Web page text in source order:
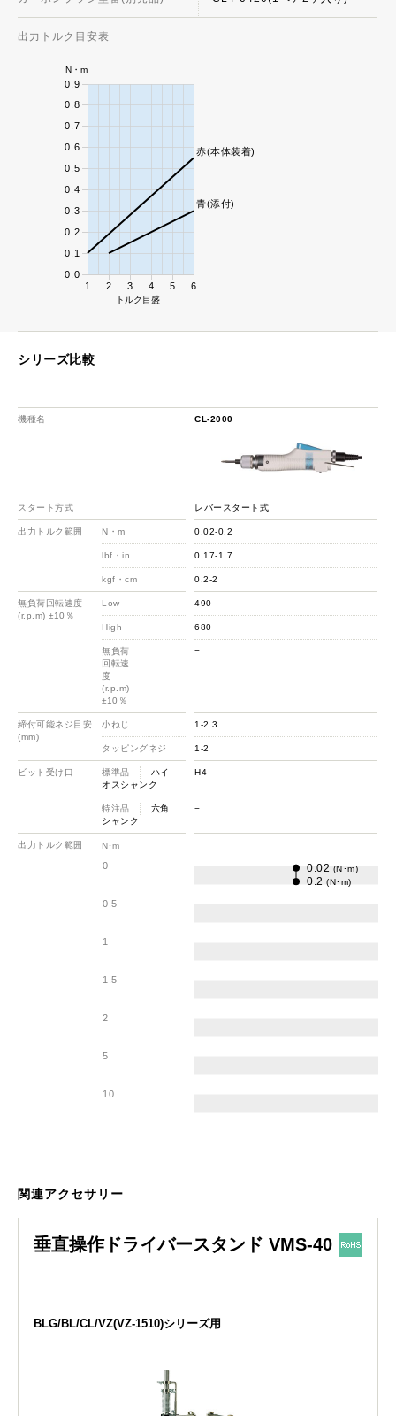
出力トルク目安表
1 2 3 4 5 6
トルク目盛
0.0
0.1
0.2
0.3
0.4
0.5
0.6
0.7
0.8
0.9
N・m
赤(本体装着)
青(添付)
シリーズ比較
機種名
スタート方式
出力トルク範囲 N・m
lbf・in
kgf・cm
無負荷回転速度
(r.p.m) ±10％
Low
High
無負荷
回転速
度
(r.p.m)
±10％
締付可能ネジ目安
(mm)
小ねじ
タッピングネジ
ビット受け口 標準品
ハイ
オスシャンク
特注品
六角
シャンク
出力トルク範囲
0
0.5
1
1.5
2
5
10
N･m
CL-2000
レバースタート式
0.02-0.2
0.17-1.7
0.2-2
490
680
−
1-2.3
1-2
H4
−
0.02 (N･m)
0.2 (N･m)
関連アクセサリー
垂直操作ドライバースタンド VMS-40
BLG/BL/CL/VZ(VZ-1510)シリーズ用